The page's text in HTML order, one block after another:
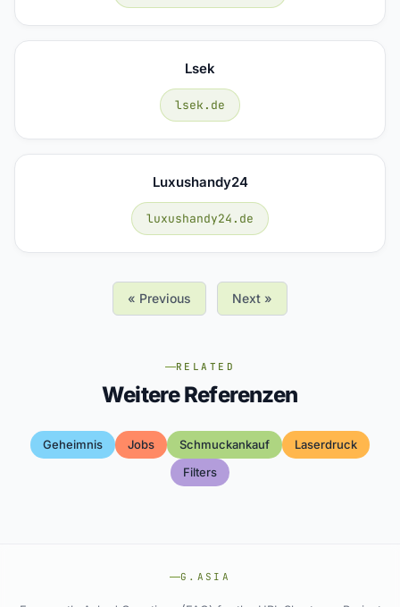
Lsek
lsek.de
Luxushandy24
luxushandy24.de
« Previous Next »
RELATED
Weitere Referenzen
Geheimnis Jobs Schmuckankauf
Laserdruck
Filters
G.ASIA